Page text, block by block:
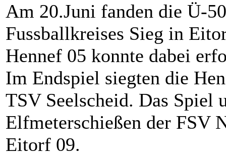
Am 20.Juni fanden die Ü-
Fussballkreises Sieg in
Hennef 05 konnte dabei
Im Endspiel siegten die
TSV Seelscheid. Das Spiel
Elfmeterschießen der FSV
Eitorf 09.